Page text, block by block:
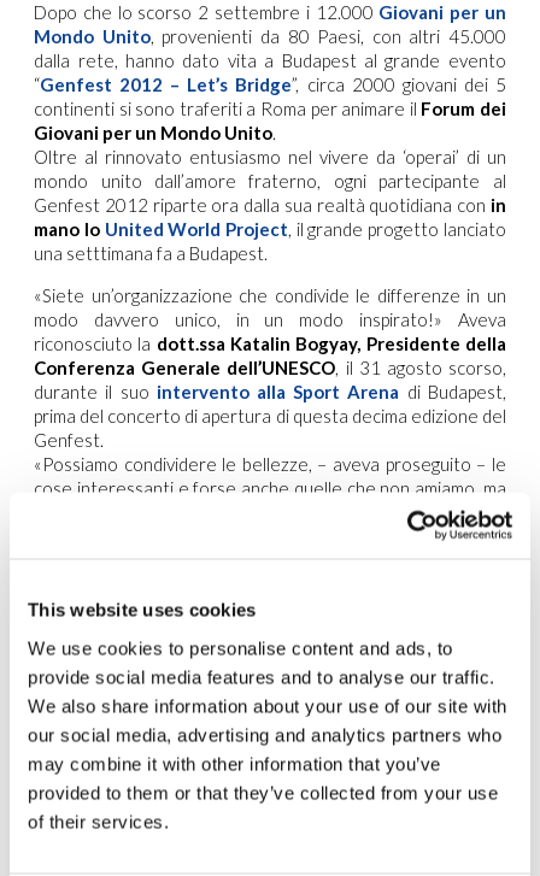
This website uses cookies
We use cookies to personalise content and ads, to
provide social media features and to analyse our traffic.
We also share information about your use of our site with
our social media, advertising and analytics partners who
may combine it with other information that you’ve
provided to them or that they’ve collected from your use
of their services.
Dopo che lo scorso 2 settembre i 12.000 Giovani per un
Mondo Unito, provenienti da 80 Paesi, con altri 45.000
dalla rete, hanno dato vita a Budapest al grande evento
“Genfest 2012 – Let’s Bridge”, circa 2000 giovani dei 5
continenti si sono traferiti a Roma per animare il Forum dei
Giovani per un Mondo Unito.
Oltre al rinnovato entusiasmo nel vivere da ‘operai’ di un
mondo unito dall’amore fraterno, ogni partecipante al
Genfest 2012 riparte ora dalla sua realtà quotidiana con in
mano lo United World Project, il grande progetto lanciato
una setttimana fa a Budapest.
«Siete un’organizzazione che condivide le differenze in un
modo davvero unico, in un modo inspirato!» Aveva
riconosciuto la dott.ssa Katalin Bogyay, Presidente della
Conferenza Generale dell’UNESCO, il 31 agosto scorso,
durante il suo intervento alla Sport Arena di Budapest,
prima del concerto di apertura di questa decima edizione del
Genfest.
«Possiamo condividere le bellezze, – aveva proseguito – le
cose interessanti e forse anche quelle che non amiamo, ma
ciò che conta è che possiamo condividere e se siamo aperti
verso l’altro, possiamo ispirarci l’un l’altro, e se ci possiamo
proveniamo da direzioni diverse, ma l’obiettivo – la pace, il
Forti anche di questo
incoraggiamentocosì
prestigioso e del patrocinio
dell’UNESCO, ottenuto
attraverso New Humanity, , il
giorno seguente i Giovani
per un Mondo Unito, da